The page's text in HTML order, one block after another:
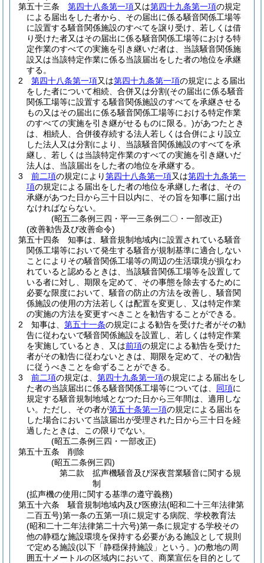
第五十三条
第四十八条第一項又は第四十九条第一項の規定
による届出をした者から、その届出に係る騒音関係工場等
に設置する騒音関係施設のすべてを譲り受け、若しくは借
り受けた者又はその届出に係る騒音関係工場等における特
定作業のすべての実施を引き継いだ者は、当該騒音関係施
設又は当該特定作業に係る当該届出をした者の地位を承継
する。
2
第四十八条第一項又は第四十九条第一項の規定による届出
をした者について相続、合併又は分割(その届出に係る騒音
関係工場等に設置する騒音関係施設のすべてを承継させる
もの又はその届出に係る騒音関係工場等における特定作業
のすべての実施を引き継がせるものに限る。)があつたとき
は、相続人、合併後存続する法人若しくは合併により設立
した法人又は分割により、当該騒音関係施設のすべてを承
継し、若しくは当該特定作業のすべての実施を引き継いだ
法人は、当該届出をした者の地位を承継する。
3
前二項の規定により第四十八条第一項又は第四十九条第一
項の規定による届出をした者の地位を承継した者は、その
承継があつた日から三十日以内に、その旨を知事に届け出
なければならない。
(昭五二条例三四・平一三条例二〇・一部改正)
(改善勧告及び改善命令)
第五十四条
知事は、騒音規制地域内に設置されている騒音
関係工場等において発生する騒音が規制基準に適合しない
ことによりその騒音関係工場等の周辺の生活環境が損なわ
れていると認めるときは、当該騒音関係工場等を設置して
いる者に対し、期限を定めて、その事態を除去するために
必要な限度において、騒音の防止の方法を改善し、騒音関
係施設の使用の方法若しくは配置を変更し、又は特定作業
の実施の方法を変更すべきことを勧告することができる。
2
知事は、 第五十一条の規定による勧告を受けた者がその勧
告に従わないで騒音関係施設を設置し、若しくは特定作業
を実施しているとき、又は前項の規定による勧告を受けた
者がその勧告に従わないときは、期限を定めて、その勧告
に従うべきことを命ずることができる。
3
前二項の規定は、 第四十九条第一項の規定による届出をし
た者の当該届出に係る騒音関係工場等については、 同項に
規定する騒音規制地域となつた日から三年間は、適用しな
い。 ただし、その者が第五十条第一項の規定による届出を
した場合において当該届出が受理された日から三十日を経
過したときは、この限りでない。
(昭五二条例三四・一部改正)
第五十五条
削除
(昭五二条例三四)
第二款
拡声機騒音及び深夜営業騒音に関する規
制
(拡声機の使用に関する基準の遵守義務)
第五十六条
騒音規制地域内及び医療法(昭和二十三年法律第
二百五号)第一条の五第一項に規定する病院、学校教育法
(昭和二十二年法律第二十六号)第一条に規定する学校その
他の静穏な施設環境を保持する必要がある施設として規則
で定める施設(以下「静穏保持施設」という。)の敷地の周
囲五十メートルの区域内において、商業宣伝を目的として